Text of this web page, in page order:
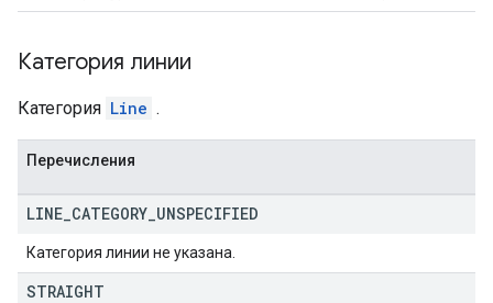
Категория линии
Категория Line .
Перечисления
LINE CATEGORY UNSPECIFIED
Категория линии не указана.
STRAIGHT